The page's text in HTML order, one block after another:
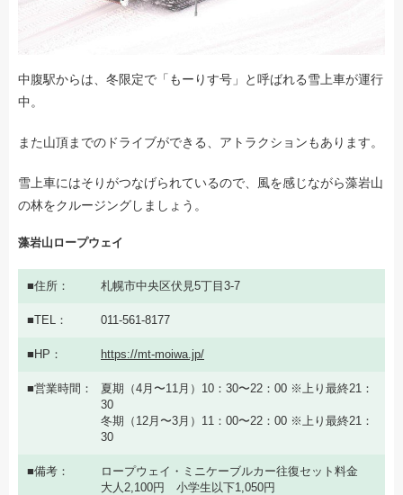
中腹駅からは、冬限定で「もーりす号」と呼ばれる雪上車が運行
中。
また山頂までのドライブができる、アトラクションもあります。
雪上車にはそりがつなげられているので、風を感じながら藻岩山
の林をクルージングしましょう。
藻岩山ロープウェイ
住所 札幌市中央区伏見5丁目3-7
TEL 011-561-8177
HP https://mt-moiwa.jp/
営業時間
夏期（4月〜11月）10：30〜22：00 ※上り最終21：
30
冬期（12月〜3月）11：00〜22：00 ※上り最終21：
30
備考
ロープウェイ・ミニケーブルカー往復セット料金
大人2,100円 小学生以下1,050円